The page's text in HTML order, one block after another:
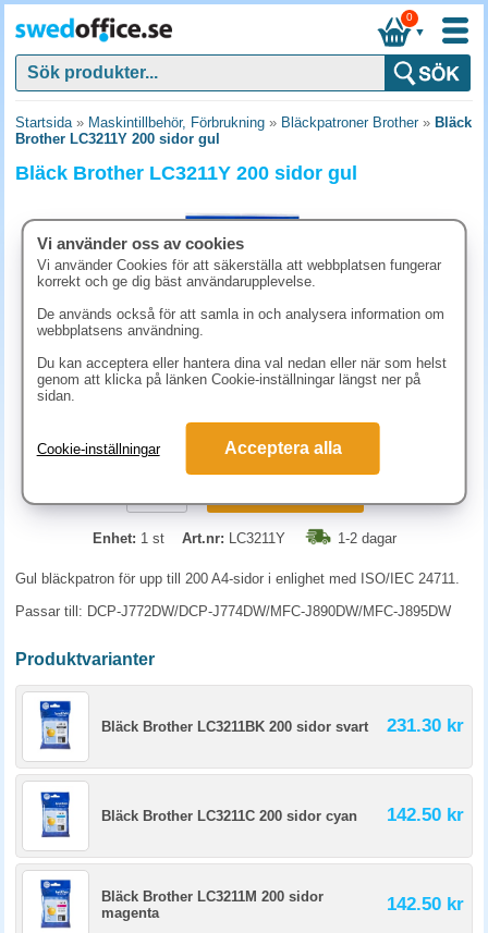
▼
0
Startsida» Maskintillbehör, Förbrukning » Bläckpatroner Brother» Bläck
Brother LC3211Y 200 sidor gul
Bläck Brother LC3211Y 200 sidor gul
142.50 kr (inkl. moms)
Enhet: 1 st Art.nr: LC3211Y 1-2 dagar
Gul bläckpatron för upp till 200 A4-sidor i enlighet med ISO/IEC 24711.
Passar till: DCP-J772DW/DCP-J774DW/MFC-J890DW/MFC-J895DW
Produktvarianter
Bläck Brother LC3211BK 200 sidor svart 231.30 kr
Bläck Brother LC3211C 200 sidor cyan 142.50 kr
Bläck Brother LC3211M 200 sidor
magenta
142.50 kr
Vi använder oss av cookies
Vi använder Cookies för att säkerställa att webbplatsen fungerar
korrekt och ge dig bäst användarupplevelse.
De används också för att samla in och analysera information om
webbplatsens användning.
Du kan acceptera eller hantera dina val nedan eller när som helst
genom att klicka på länken Cookie-inställningar längst ner på
sidan.
Cookie-inställningar Acceptera alla